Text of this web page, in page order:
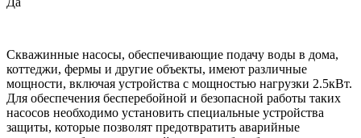
Скважинные насосы, обеспечивающие подачу воды в дома,
коттеджи, фермы и другие объекты, имеют различные
мощности, включая устройства с мощностью нагрузки 2.5кВт.
Для обеспечения бесперебойной и безопасной работы таких
насосов необходимо установить специальные устройства
защиты, которые позволят предотвратить аварийные